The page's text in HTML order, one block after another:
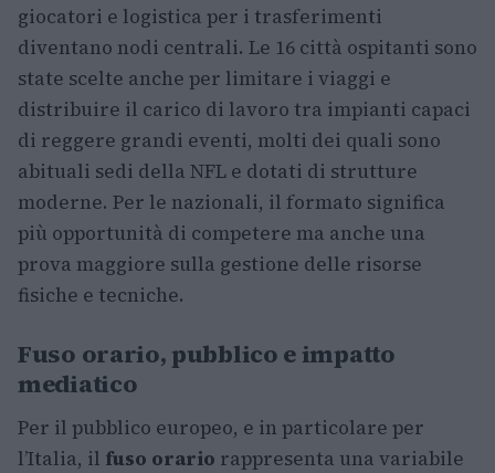
giocatori e logistica per i trasferimenti
diventano nodi centrali. Le 16 città ospitanti sono
state scelte anche per limitare i viaggi e
distribuire il carico di lavoro tra impianti capaci
di reggere grandi eventi, molti dei quali sono
abituali sedi della NFL e dotati di strutture
moderne. Per le nazionali, il formato significa
più opportunità di competere ma anche una
prova maggiore sulla gestione delle risorse
fisiche e tecniche.
Fuso orario, pubblico e impatto
mediatico
Per il pubblico europeo, e in particolare per
l’Italia, il fuso orario rappresenta una variabile